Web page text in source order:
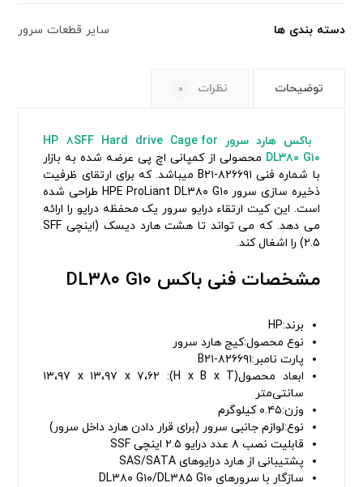
دسته بندی ها سایر قطعات سرور
توضیحات نظرات ۰
باکس هارد سرور HP ۸SFF Hard drive Cage for
DL۳۸۰ G۱۰ محصولی از کمپانی اچ پی عرضه شده به بازار
با شماره فنی ۸۲۶۶۹۱-B۲۱ میباشد. که برای ارتقای ظرفیت
ذخیره سازی سرور HPE ProLiant DL۳۸۰ G۱۰ طراحی شده
است. این کیت ارتقاء درایو سرور یک محفظه درایو را ارائه
می دهد. که می تواند تا هشت هارد دیسک (اینچی SFF
(۲.۵ را اشغال کند.
مشخصات فنی باکس DL۳۸۰ G۱۰
برند:HP
نوع محصول:کیج هارد سرور
پارت نامبر:B۲۱-۸۲۶۶۹۱
ابعاد محصول(H x B x T): ۱۳،۹۷ x ۱۳،۹۷ x ۷،۶۲
سانتی‌متر
وزن:۰.۴۵ کیلوگرم
نوع:لوازم جانبی سرور (برای قرار دادن هارد داخل سرور)
قابلیت نصب ۸ عدد درایو ۲.۵ اینچی SSF
پشتیبانی از هارد درایوهای SAS/SATA
سازگار با سرورهای DL۳۸۰ G۱۰/DL۳۸۵ G۱۰